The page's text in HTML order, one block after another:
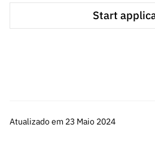
Start
Atualizado em 23 Maio 2024